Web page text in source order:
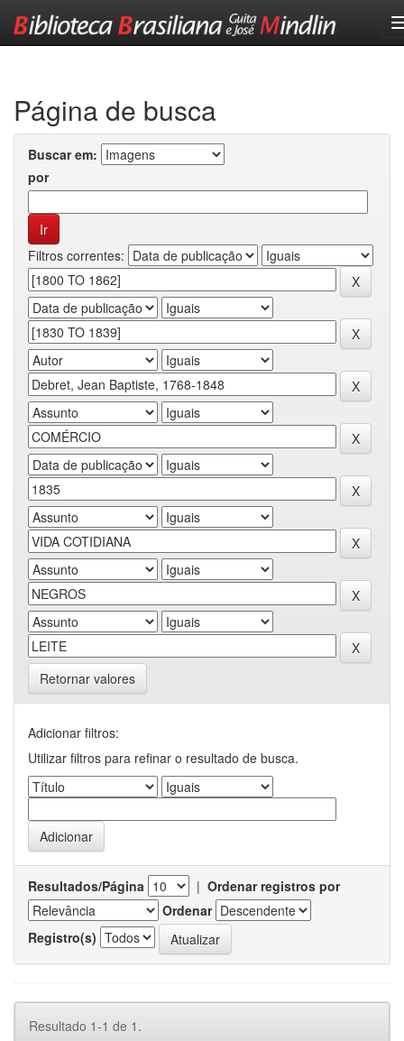
Página de busca
Buscar em:
por
Filtros correntes:
Retornar valores
Adicionar filtros:
Utilizar filtros para refinar o resultado de busca.
Resultados/Página | Ordenar registros por
Ordenar
Registro(s)
Resultado 1-1 de 1.